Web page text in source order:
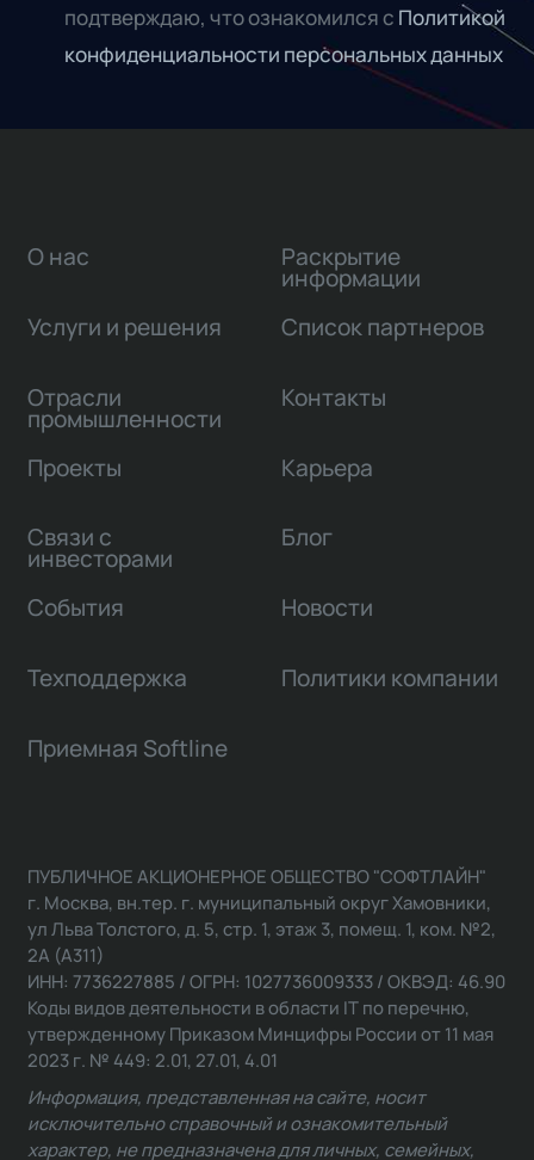
подтверждаю, что ознакомился с Политикой
конфиденциальности персональных данных
О нас
Услуги и решения
Отрасли
промышленности
Проекты
Связи с
инвесторами
Раскрытие
информации
Список партнеров
Контакты
Карьера
Блог
События Новости
Техподдержка Политики компании
Приемная Softline
ПУБЛИЧНОЕ АКЦИОНЕРНОЕ ОБЩЕСТВО "СОФТЛАЙН"
г. Москва, вн.тер. г. муниципальный округ Хамовники,
ул Льва Толстого, д. 5, стр. 1, этаж 3, помещ. 1, ком. №2,
2А (А311)
ИНН: 7736227885 / ОГРН: 1027736009333 / ОКВЭД: 46.90
Коды видов деятельности в области IT по перечню,
утвержденному Приказом Минцифры России от 11 мая
2023 г. № 449: 2.01, 27.01, 4.01
Информация, представленная на сайте, носит
исключительно справочный и ознакомительный
характер, не предназначена для личных, семейных,